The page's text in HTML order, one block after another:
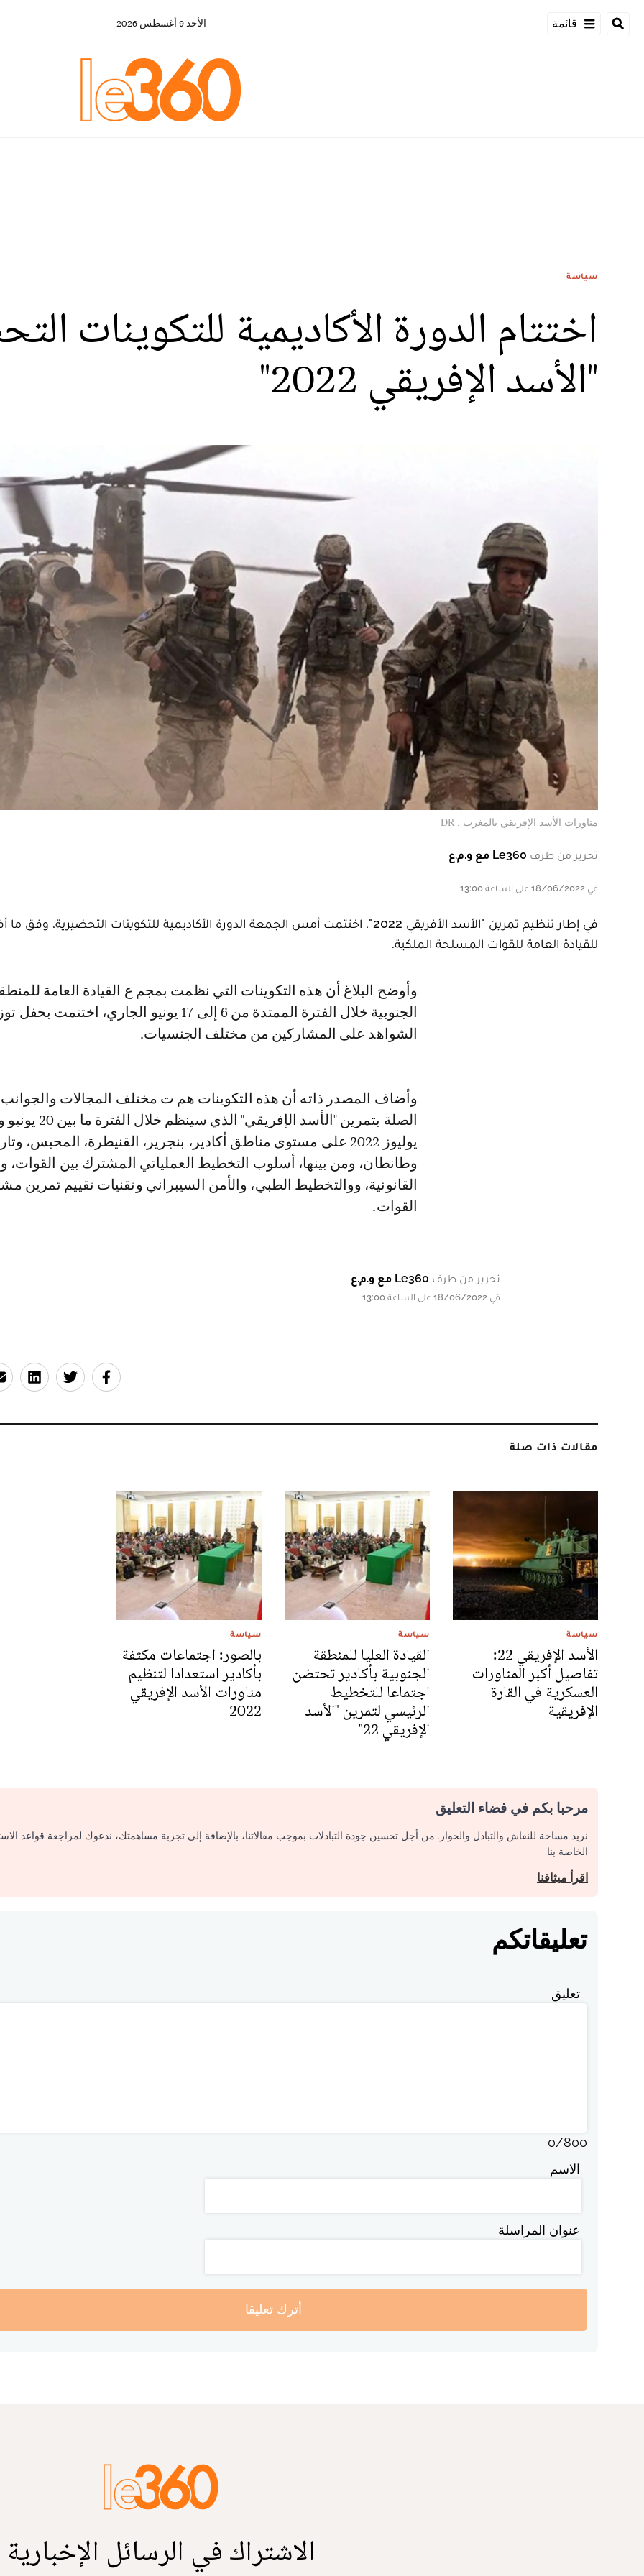
قائمة الأحد 9 أغسطس 2026
سياسة
اختتام الدورة الأكاديمية للتكوينات
"الأسد الإفريقي 2022"
مناورات الأسد الإفريقي بالمغرب . DR
تحرير من طرف Le360 مع و.م.ع
في 18/06/2022 على الساعة 13:00
في إطار تنظيم تمرين "الأسد الأفريقي 2022"، اختتمت أمس الجمعة الدورة الأكاديمية للتكوينات التحضيرية، وفق
للقيادة العامة للقوات المسلحة الملكية.
وأوضح البلاغ أن هذه التكوينات التي نظمت بمجم ع القيادة العامة للمنطقة
الجنوبية خلال الفترة الممتدة من 6 إلى 17 يونيو الجاري، اختتمت
الشواهد على المشاركين من مختلف الجنسيات.
وأضاف المصدر ذاته أن هذه التكوينات هم ت مختلف المجالات
الصلة بتمرين "الأسد الإفريقي" الذي
يوليوز 2022 على مستوى مناطق أكادير، بنجرير، القنيطرة، المحبس،
وطانطان، ومن بينها، أسلوب التخطيط العملياتي المشترك بين القوات،
القانونية، ووالتخطيط الطبي، والأمن السيبراني وتقنيات تقييم تمرين
القوات.
تحرير من طرف Le360 مع و.م.ع
في 18/06/2022 على الساعة 13:00
مقالات ذات صلة
سياسة
الأسد الإفريقي 22:
تفاصيل أكبر المناورات
العسكرية في القارة
الإفريقية
سياسة
القيادة العليا للمنطقة
الجنوبية بأكادير تحتضن
اجتماعا للتخطيط
الرئيسي لتمرين "الأسد
الإفريقي 22"
سياسة
بالصور: اجتماعات مكثفة
بأكادير استعدادا لتنظيم
مناورات الأسد الإفريقي
2022
مرحبا بكم في فضاء التعليق
نريد مساحة للنقاش والتبادل والحوار. من أجل تحسين جودة التبادلات بموجب مقالاتنا، بالإضافة إلى تجربة مساهمتك، ندعوك لمراجعة قواعد
الخاصة بنا.
اقرأ ميثاقنا
تعليقاتكم
تعليق
0/800
الاسم
عنوان المراسلة
أترك تعليقا
الاشتراك في الرسائل الإخبارية